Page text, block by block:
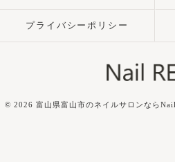
プライバシーポリシー
© 2026 富山県富山市のネイルサロンなら